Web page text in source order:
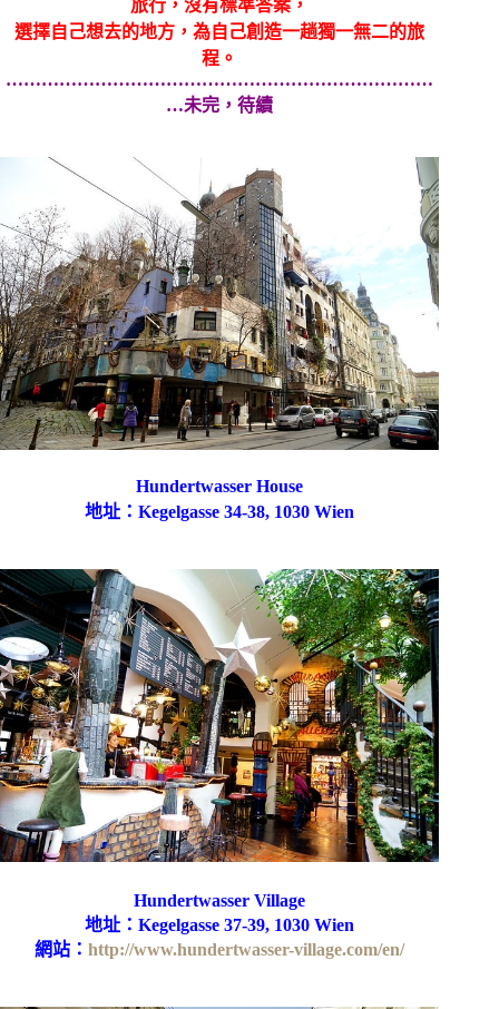
旅行，沒有標準答案，
選擇自己想去的地方，為自己創造一趟獨一無二的旅
程。
………………………………………………………………
…未完，待續
Hundertwasser House
地址：Kegelgasse 34-38, 1030Wien
Hundertwasser Village
地址：Kegelgasse 37-39, 1030 Wien
網站：http://www.hundertwasser-village.com/en/